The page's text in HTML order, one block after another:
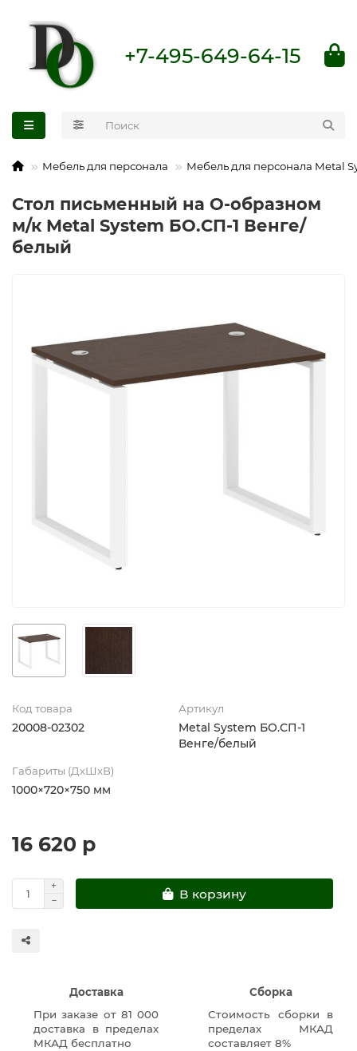
+7-495-649-64-15
Мебель для персонала Мебель для персонала Metal
Стол письменный на О-образном
м/к Metal System БО.СП-1 Венге/
белый
Код товара
20008-02302
Артикул
Metal System БО.СП-1
Венге/белый
Габариты (ДхШхВ)
1000×720×750 мм
16 620 р
В корзину
Доставка
При заказе от 81 000
доставка в пределах
МКАД бесплатно
Сборка
Стоимость сборки в
пределах МКАД
составляет 8%